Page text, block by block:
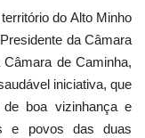
do Alto Minho
da Câmara
de Caminha,
iniciativa, que
boa vizinhança e
e povos das duas